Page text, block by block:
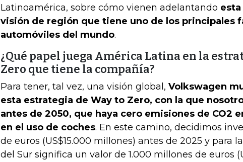
Latinoamérica, sobre cómo vienen adelantando
visión de región que tiene uno de los principales
automóviles del mundo.
¿Qué papel juega América Latina en la
Zero que tiene la compañía?
Para tener, tal vez, una visión global, Volkswagen
esta estrategia de Way to Zero, con la que
antes de 2050, que haya cero emisiones de CO2
en el uso de coches. En este camino, decidimos
de euros (US$15.000 millones) antes de 2025 y para
del Sur significa un valor de 1.000 millones de euros